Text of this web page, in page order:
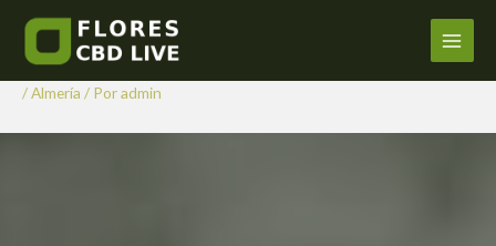
contenido
Main
Comprar Flores CBD en
Chercos
/Almería / Poradmin